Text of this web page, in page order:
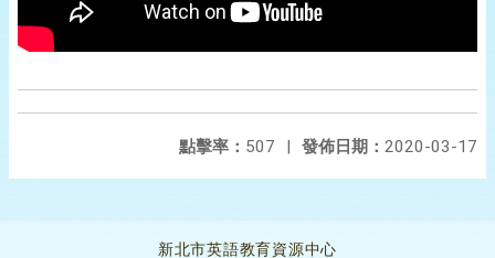
發佈日期： 2020-03-17
點擊率： 507 |
新北市英語教育資源中心